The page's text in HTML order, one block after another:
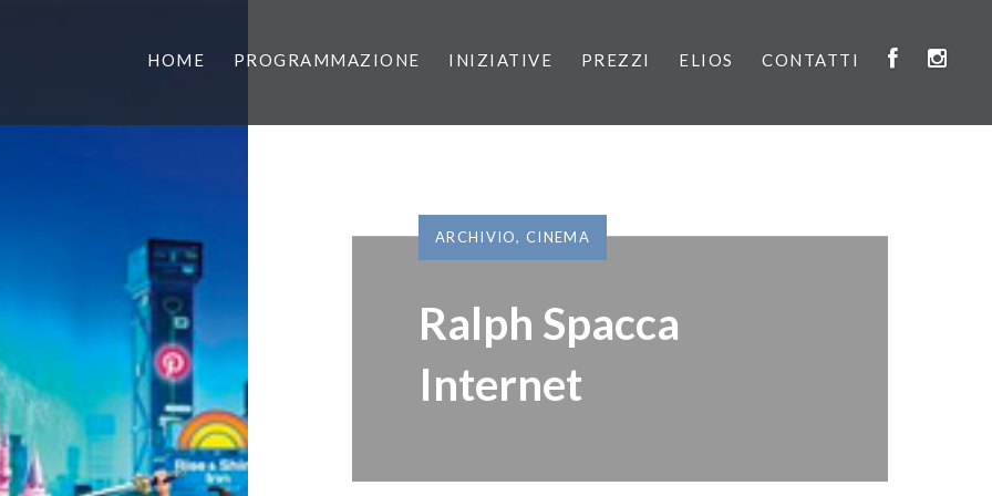
HOME PROGRAMMAZIONE INIZIATIVE PREZZI ELIOS CONTATTI
ARCHIVIO, CINEMA
Ralph Spacca
Internet